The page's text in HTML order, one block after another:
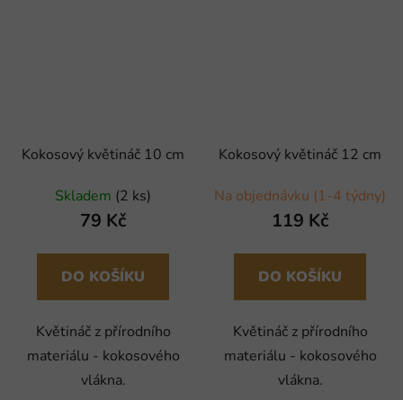
Kokosový květináč 10 cm
Skladem (2 ks)
79 Kč
DO KOŠÍKU
Květináč z přírodního
materiálu - kokosového
vlákna.
Kokosový květináč 12 cm
Na objednávku (1-4 týdny)
119 Kč
DO KOŠÍKU
Květináč z přírodního
materiálu - kokosového
vlákna.